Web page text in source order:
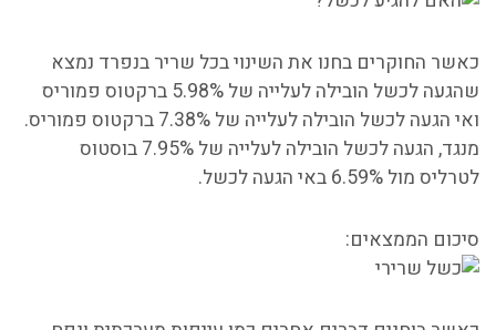
כאשר החוקרים בחנו את השינוי בכל שריר בנפרד נמצא
שהגעה לכשל הובילה לעלייה של 5.98% ברקטוס פמוריס
ואי הגעה לכשל הובילה לעלייה של 7.38% ברקטוס פמוריס.
מנגד, הגעה לכשל הובילה לעלייה של 7.95% בוסטוס
לטרליס מול 6.59% באי הגעה לכשל.
סיכום הממצאים: